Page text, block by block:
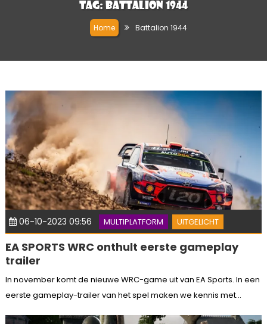
Tag: Battalion 1944
Home Battalion 1944
06-10-2023 09:56 MULTIPLATFORM UITGELICHT
EA SPORTS WRC onthult eerste gameplay
trailer
In november komt de nieuwe WRC-game uit van EA Sports. In een
eerste gameplay-trailer van het spel maken we kennis met...